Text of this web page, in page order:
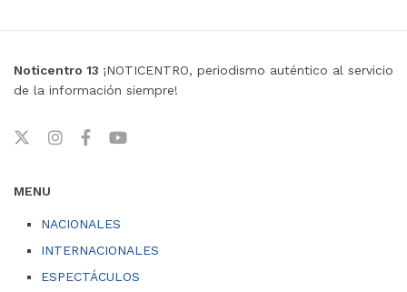
Noticentro 13 ¡NOTICENTRO, periodismo auténtico al servicio
de la información siempre!
MENU
NACIONALES
INTERNACIONALES
ESPECTÁCULOS